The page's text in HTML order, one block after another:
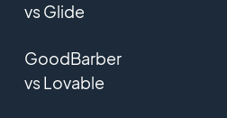
vs Glide
GoodBarber
vs Lovable